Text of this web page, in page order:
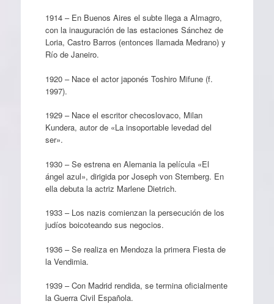
1914 – En Buenos Aires el subte llega a Almagro,
con la inauguración de las estaciones Sánchez de
Loria, Castro Barros (entonces llamada Medrano) y
Río de Janeiro.
1920 – Nace el actor japonés Toshiro Mifune (f.
1997).
1929 – Nace el escritor checoslovaco, Milan
Kundera, autor de «La insoportable levedad del
ser».
1930 – Se estrena en Alemania la película «El
ángel azul», dirigida por Joseph von Sternberg. En
ella debuta la actriz Marlene Dietrich.
1933 – Los nazis comienzan la persecución de los
judíos boicoteando sus negocios.
1936 – Se realiza en Mendoza la primera Fiesta de
la Vendimia.
1939 – Con Madrid rendida, se termina oficialmente
la Guerra Civil Española.